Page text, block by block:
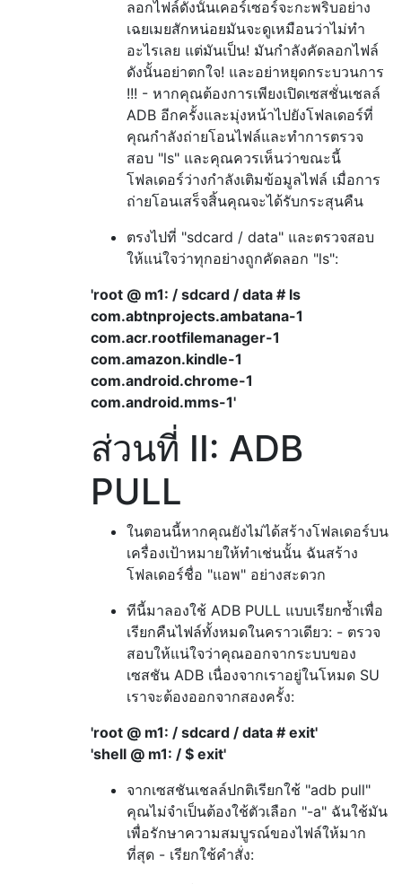
ลอกไฟล์ดังนั้นเคอร์เซอร์จะกะพริบอย่าง
เฉยเมยสักหน่อยมันจะดูเหมือนว่าไม่ทำ
อะไรเลย แต่มันเป็น! มันกำลังคัดลอกไฟล์
ดังนั้นอย่าตกใจ! และอย่าหยุดกระบวนการ
!!! - หากคุณต้องการเพียงเปิดเซสชั่นเชลล์
ADB อีกครั้งและมุ่งหน้าไปยังโฟลเดอร์ที่
คุณกำลังถ่ายโอนไฟล์และทำการตรวจ
สอบ "ls" และคุณควรเห็นว่าขณะนี้
โฟลเดอร์ว่างกำลังเติมข้อมูลไฟล์ เมื่อการ
ถ่ายโอนเสร็จสิ้นคุณจะได้รับกระสุนคืน
ตรงไปที่ "sdcard / data" และตรวจสอบ
ให้แน่ใจว่าทุกอย่างถูกคัดลอก "ls":
'root @ m1: / sdcard / data # ls
com.abtnprojects.ambatana-1
com.acr.rootfilemanager-1
com.amazon.kindle-1
com.android.chrome-1
com.android.mms-1'
ส่วนที่ II: ADB
PULL
ในตอนนี้หากคุณยังไม่ได้สร้างโฟลเดอร์บน
เครื่องเป้าหมายให้ทำเช่นนั้น ฉันสร้าง
โฟลเดอร์ชื่อ "แอพ" อย่างสะดวก
ทีนี้มาลองใช้ ADB PULL แบบเรียกซ้ำเพื่อ
เรียกคืนไฟล์ทั้งหมดในคราวเดียว: - ตรวจ
สอบให้แน่ใจว่าคุณออกจากระบบของ
เซสชัน ADB เนื่องจากเราอยู่ในโหมด SU
เราจะต้องออกจากสองครั้ง:
'root @ m1: / sdcard / data # exit'
'shell @ m1: / $ exit'
จากเซสชันเชลล์ปกติเรียกใช้ "adb pull"
คุณไม่จำเป็นต้องใช้ตัวเลือก "-a" ฉันใช้มัน
เพื่อรักษาความสมบูรณ์ของไฟล์ให้มาก
ที่สุด - เรียกใช้คำสั่ง: